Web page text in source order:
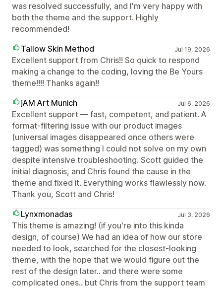
was resolved successfully, and I'm very happy with
both the theme and the support. Highly
recommended!
Tallow Skin Method
Jul 19, 2026
Excellent support from Chris!! So quick to respond
making a change to the coding, loving the Be Yours
theme!!!! Thanks again!!
jAM Art Munich
Jul 6, 2026
Excellent support — fast, competent, and patient. A
format-filtering issue with our product images
(universal images disappeared once others were
tagged) was something I could not solve on my own
despite intensive troubleshooting. Scott guided the
initial diagnosis, and Chris found the cause in the
theme and fixed it. Everything works flawlessly now.
Thank you, Scott and Chris!
Lynxmonadas
Jul 3, 2026
This theme is amazing! (if you're into this kinda
design, of course) We had an idea of how our store
needed to look, searched for the closest-looking
theme, with the hope that we would figure out the
rest of the design later.. and there were some
complicated ones.. but Chris from the support team